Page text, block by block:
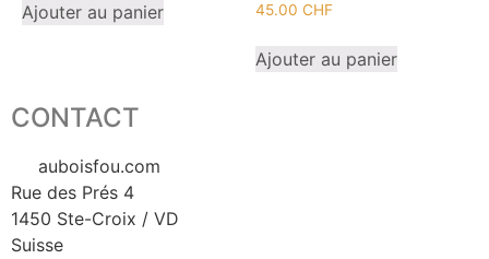
Ajouter au panier 45.00 CHF
Ajouter au panier
CONTACT
auboisfou.com
Rue des Prés 4
1450 Ste-Croix / VD
Suisse